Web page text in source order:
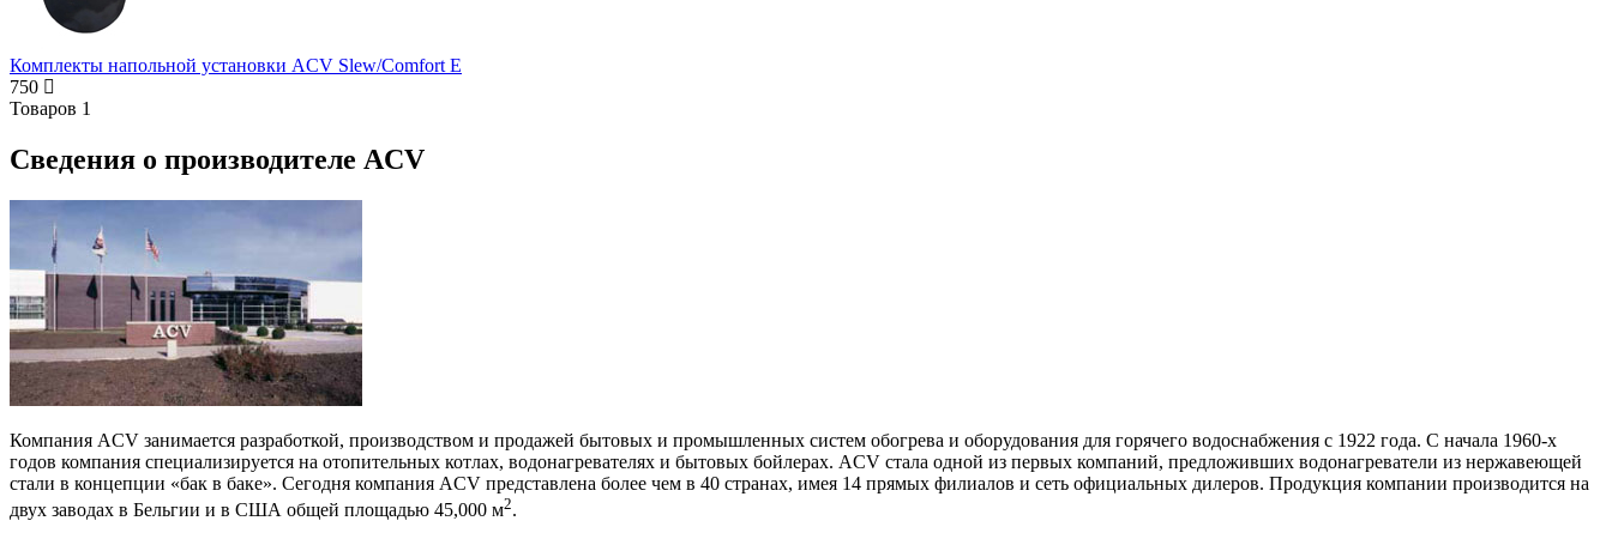
Комплекты напольной установки ACV Slew/Comfort E
750
Товаров 1
Сведения о производителе ACV
Компания ACV занимается разработкой, производством и продажей бытовых и промышленных систем обогрева и оборудования для горячего водоснабжения с 1922 года. С начала 1960-х
годов компания специализируется на отопительных котлах, водонагревателях и бытовых бойлерах. ACV стала одной из первых компаний, предложивших водонагреватели из нержавеющей
стали в концепции «бак в баке». Сегодня компания ACV представлена более чем в 40 странах, имея 14 прямых филиалов и сеть официальных дилеров. Продукция компании производится на
двух заводах в Бельгии и в США общей площадью 45,000 м2.